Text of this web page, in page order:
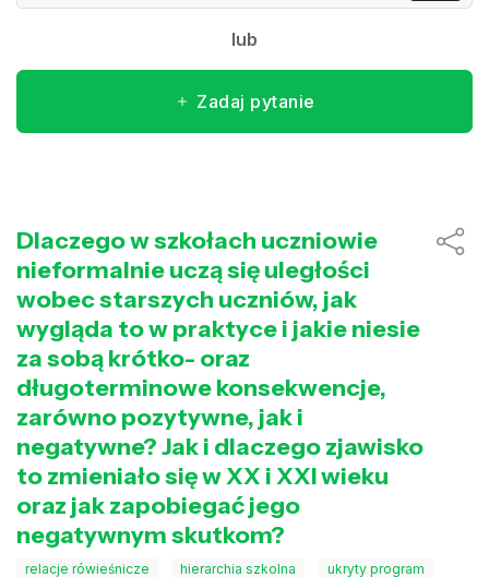
lub
Zadaj pytanie
Dlaczego w szkołach uczniowie
nieformalnie uczą się uległości
wobec starszych uczniów, jak
wygląda to w praktyce i jakie niesie
za sobą krótko- oraz
długoterminowe konsekwencje,
zarówno pozytywne, jak i
negatywne? Jak i dlaczego zjawisko
to zmieniało się w XX i XXI wieku
oraz jak zapobiegać jego
negatywnym skutkom?
relacje rówieśnicze hierarchia szkolna ukryty program